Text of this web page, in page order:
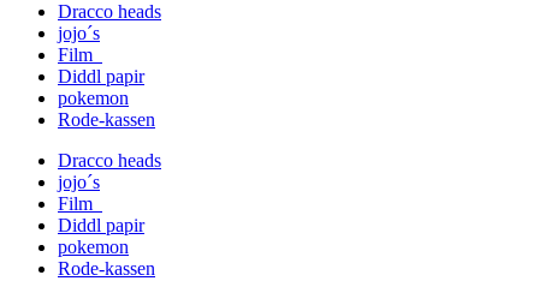
Dracco heads
jojo´s
Film
Diddl papir
pokemon
Rode-kassen
Dracco heads
jojo´s
Film
Diddl papir
pokemon
Rode-kassen